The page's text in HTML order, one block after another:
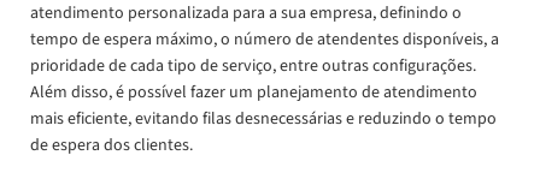
atendimento personalizada para a sua empresa, definindo o
tempo de espera máximo, o número de atendentes disponíveis, a
prioridade de cada tipo de serviço, entre outras configurações.
Além disso, é possível fazer um planejamento de atendimento
mais eficiente, evitando filas desnecessárias e reduzindo o tempo
de espera dos clientes.